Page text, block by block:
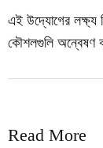
এই উদ্যোগের লক্ষ্য
কৌশলগুলি অন্বেষণ
Read More